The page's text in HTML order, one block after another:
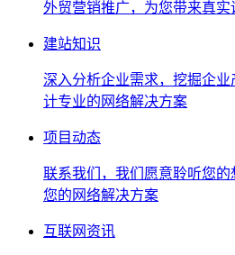
外贸营销推广，为您带来真实
建站知识
深入分析企业需求，挖掘企
计专业的网络解决方案
项目动态
联系我们，我们愿意聆听您
您的网络解决方案
互联网资讯